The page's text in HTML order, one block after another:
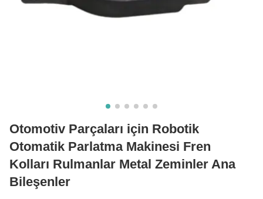
Otomotiv Parçaları için Robotik
Otomatik Parlatma Makinesi Fren
Kolları Rulmanlar Metal Zeminler Ana
Bileşenler